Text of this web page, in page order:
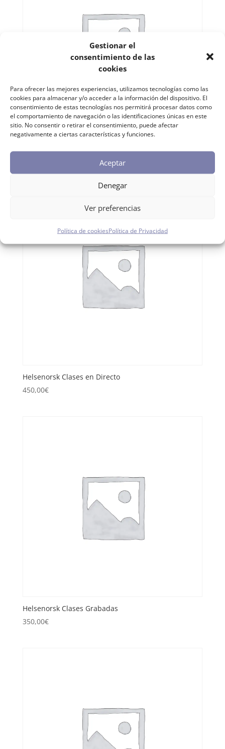
Gestionar el
consentimiento de las
cookies
Para ofrecer las mejores experiencias, utilizamos tecnologías como las
cookies para almacenar y/o acceder a la información del dispositivo. El
consentimiento de estas tecnologías nos permitirá procesar datos como
el comportamiento de navegación o las identificaciones únicas en este
sitio. No consentir o retirar el consentimiento, puede afectar
negativamente a ciertas características y funciones.
Aceptar
Denegar
Ver preferencias
Política de cookiesPolítica de Privacidad
Helsenorsk Clases en Directo
450,00€
Helsenorsk Clases Grabadas
350,00€